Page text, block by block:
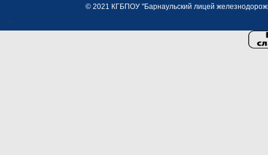
© 2021 КГБПОУ "Барнаульский лицей
<>